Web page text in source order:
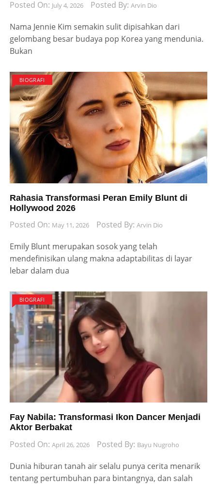
Posted On: July 4, 2026 Posted By: Arvin Dio
Nama Jennie Kim semakin sulit dipisahkan dari
gelombang besar budaya pop Korea yang mendunia.
Bukan
BIOGRAFI
Rahasia Transformasi Peran Emily Blunt di
Hollywood 2026
Posted On: May 11, 2026 Posted By: Arvin Dio
Emily Blunt merupakan sosok yang telah
mendefinisikan ulang makna adaptabilitas di layar
lebar dalam dua
BIOGRAFI
Fay Nabila: Transformasi Ikon Dancer Menjadi
Aktor Berbakat
Posted On: April 26, 2026 Posted By: Bayu Nugroho
Dunia hiburan tanah air selalu punya cerita menarik
tentang pertumbuhan para bintangnya, dan salah